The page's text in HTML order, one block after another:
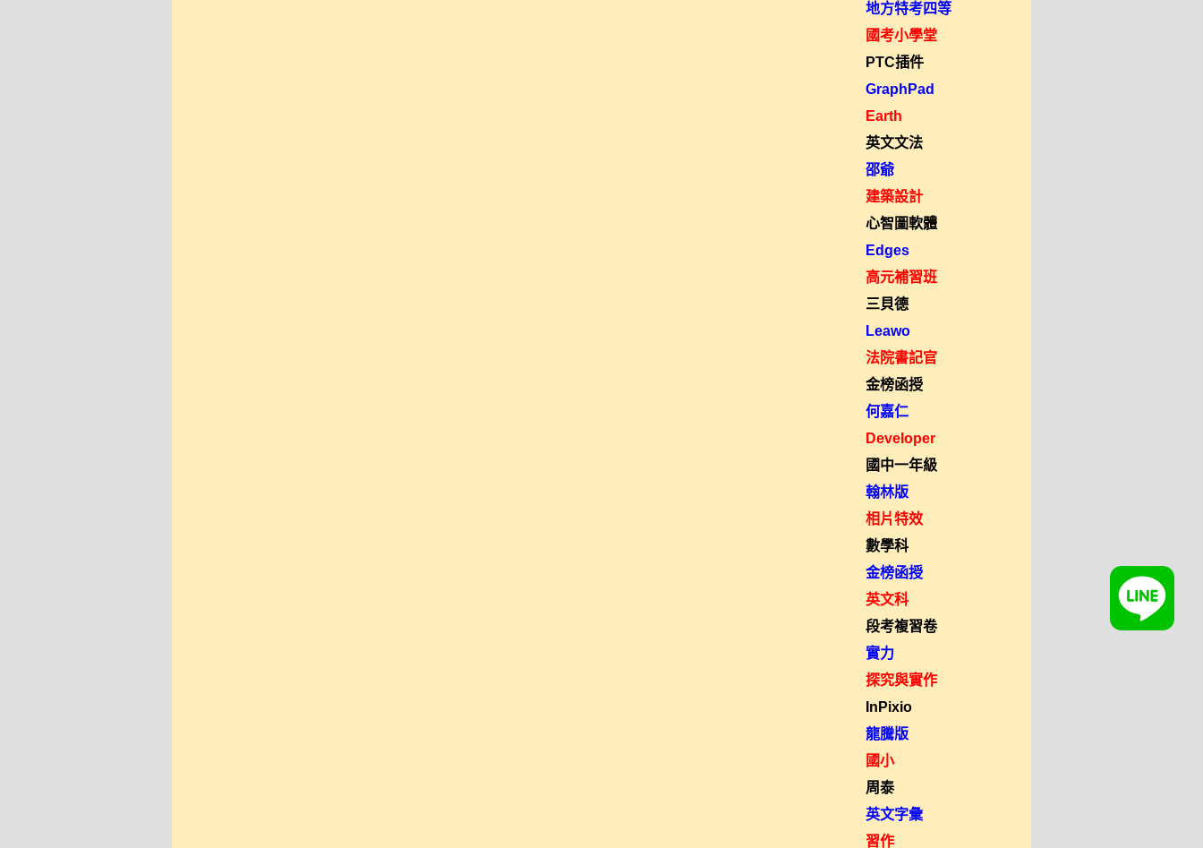
地方特考四等
國考小學堂
PTC插件
GraphPad
Earth
英文文法
邵爺
建築設計
心智圖軟體
Edges
高元補習班
三貝德
Leawo
法院書記官
金榜函授
何嘉仁
Developer
國中一年級
翰林版
相片特效
數學科
金榜函授
英文科
段考複習卷
實力
探究與實作
InPixio
龍騰版
國小
周泰
英文字彙
習作